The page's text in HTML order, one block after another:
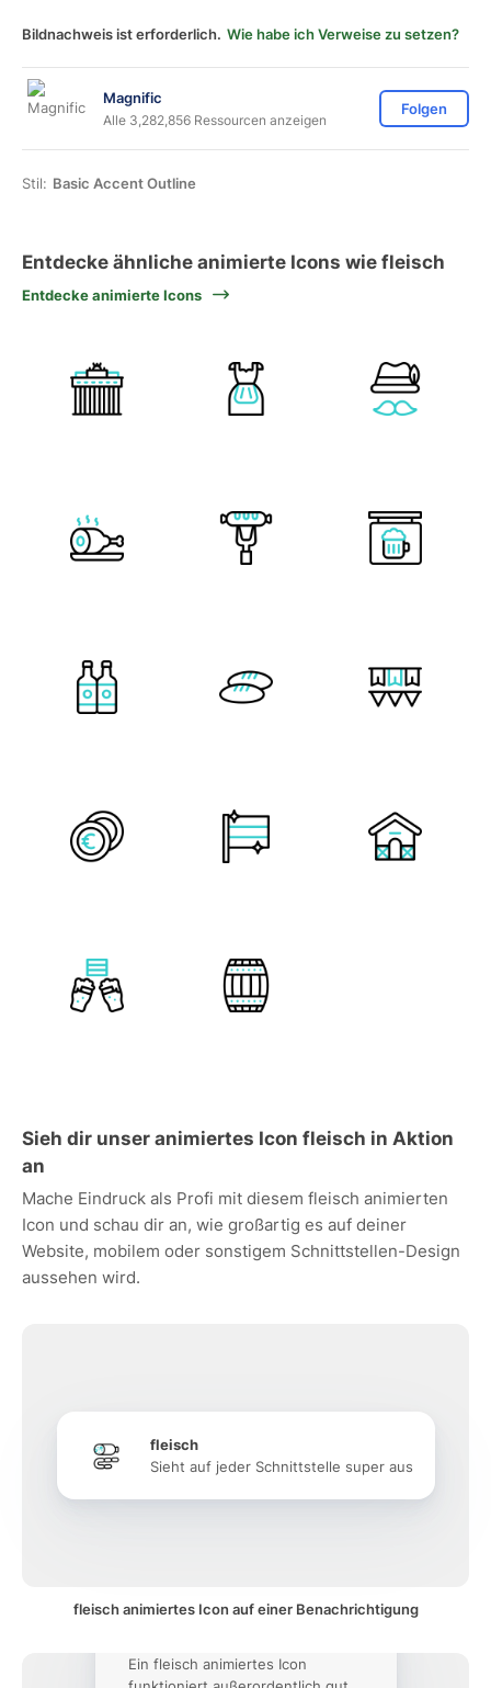
Bildnachweis ist erforderlich. Wie habe ich Verweise zu setzen?
Magnific
Alle 3,282,856 Ressourcen anzeigen
Folgen
Stil: Basic Accent Outline
Entdecke ähnliche animierte Icons wie fleisch
Entdecke animierte Icons
Sieh dir unser animiertes Icon fleisch in Aktion
an
Mache Eindruck als Profi mit diesem fleisch animierten
Icon und schau dir an, wie großartig es auf deiner
Website, mobilem oder sonstigem Schnittstellen-Design
aussehen wird.
fleisch
Sieht auf jeder Schnittstelle super aus
fleisch animiertes Icon auf einer Benachrichtigung
Ein fleisch animiertes Icon